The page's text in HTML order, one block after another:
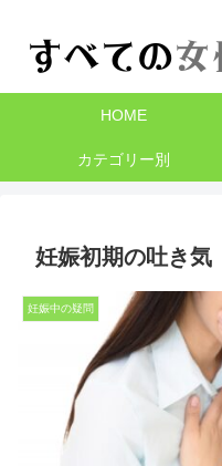
HOME
カテゴリー別
妊娠初期の吐き気
妊娠中の疑問